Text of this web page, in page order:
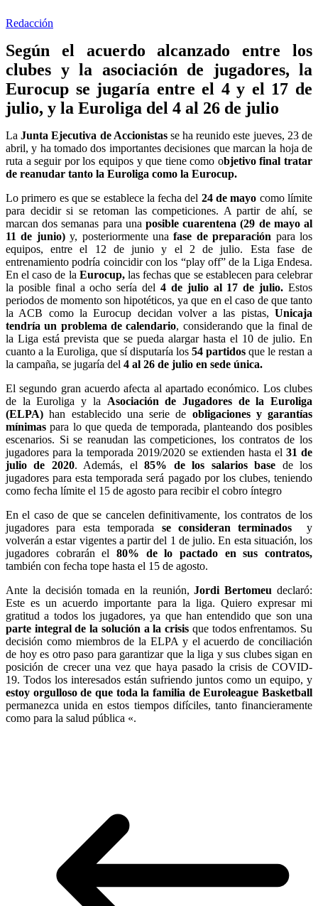
Redacción
Según el acuerdo alcanzado entre los
clubes y la asociación de jugadores, la
Eurocup se jugaría entre el 4 y el 17 de
julio, y la Euroliga del 4 al 26 de julio
LaJunta Ejecutiva de Accionistasse ha reunido este jueves, 23 de
abril, y ha tomado dos importantes decisiones que marcan la hoja de
ruta a seguir por los equipos y que tiene como objetivo final tratar
de reanudar tanto la Euroliga como la Eurocup.
Lo primero es que se establece la fecha del 24 de mayo como límite
para decidir si se retoman las competiciones. A partir de ahí, se
marcan dos semanas para una posible cuarentena (29 de mayo al
11 de junio)y, posteriormente unafase de preparación para los
equipos, entre el 12 de junio y el 2 de julio. Esta fase de
entrenamiento podría coincidir con los “play off” de la Liga Endesa.
En el caso de la Eurocup,las fechas que se establecen para celebrar
la posible final a ocho sería del 4 de julio al 17 de julio. Estos
periodos de momento son hipotéticos, ya que en el caso de que tanto
la ACB como la Eurocup decidan volver a las pistas, Unicaja
tendría un problema de calendario, considerando que la final de
la Liga está prevista que se pueda alargar hasta el 10 de julio. En
cuanto a la Euroliga, que sí disputaría los 54 partidos que le restan a
la campaña, se jugaría del 4 al 26 de julio en sede única.
El segundo gran acuerdo afecta al apartado económico. Los clubes
de la Euroliga y la Asociación de Jugadores de la Euroliga
(ELPA) han establecido una serie de obligaciones y garantías
mínimas para lo que queda de temporada, planteando dos posibles
escenarios. Si se reanudan las competiciones, los contratos de los
jugadores para la temporada 2019/2020 se extienden hasta el 31 de
julio de 2020. Además, el85% de los salarios base de los
jugadores para esta temporada será pagado por los clubes, teniendo
como fecha límite el 15 de agosto para recibir el cobro íntegro
En el caso de que se cancelen definitivamente, los contratos de los
jugadores para esta temporada se consideran terminados
y
volverán a estar vigentes a partir del 1 de julio. En esta situación, los
jugadores cobrarán el 80% de lo pactado en sus contratos,
también con fecha tope hasta el 15 de agosto.
Ante la decisión tomada en la reunión,Jordi Bertomeu declaró:
Este es un acuerdo importante para la liga. Quiero expresar mi
gratitud a todos los jugadores, ya que han entendido que son una
parte integral de la solución a la crisis que todos enfrentamos. Su
decisión como miembros de la ELPA y el acuerdo de conciliación
de hoy es otro paso para garantizar que la liga y sus clubes sigan en
posición de crecer una vez que haya pasado la crisis de COVID-
19. Todos los interesados están sufriendo juntos como un equipo, y
estoy orgulloso de que toda la familia de Euroleague Basketball
permanezca unida en estos tiempos difíciles, tanto financieramente
como para la salud pública «.